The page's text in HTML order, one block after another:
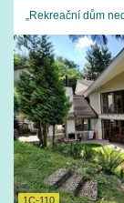
„Rekreační dům
1C-110